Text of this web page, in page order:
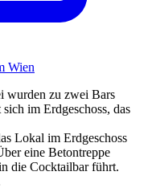
Wien
wurden zu zwei Bars
im Erdgeschoss, das
Lokal im Erdgeschoss
eine Betontreppe
die Cocktailbar führt.